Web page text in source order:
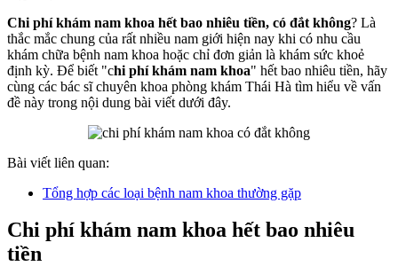
Chi phí khám nam khoa hết bao nhiêu tiền, có đắt không? Là
thắc mắc chung của rất nhiều nam giới hiện nay khi có nhu cầu
khám chữa bệnh nam khoa hoặc chỉ đơn giản là khám sức khoẻ
định kỳ. Để biết "chi phí khám nam khoa" hết bao nhiêu tiền, hãy
cùng các bác sĩ chuyên khoa phòng khám Thái Hà tìm hiểu về vấn
đề này trong nội dung bài viết dưới đây.
Bài viết liên quan:
Tổng hợp các loại bệnh nam khoa thường gặp
Chi phí khám nam khoa hết bao nhiêu
tiền